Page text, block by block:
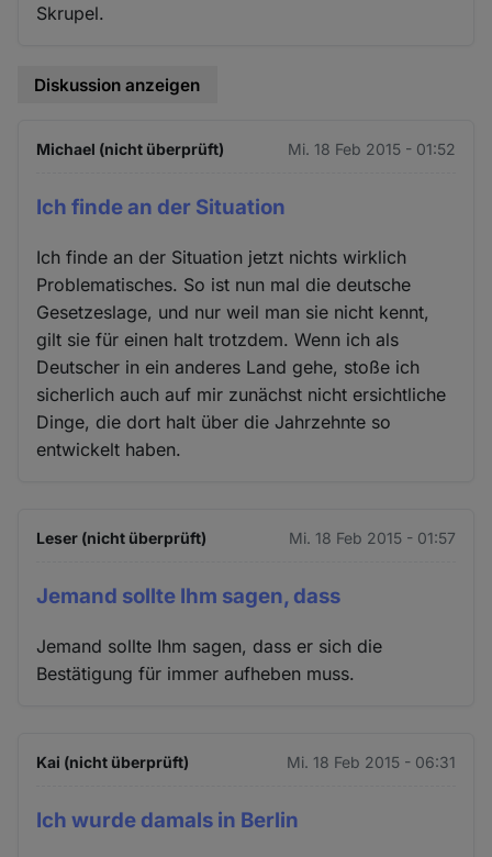
Skrupel.
Diskussion anzeigen
Michael (nicht überprüft) Mi. 18 Feb 2015 - 01:52
Ich finde an der Situation
Ich finde an der Situation jetzt nichts wirklich
Problematisches. So ist nun mal die deutsche
Gesetzeslage, und nur weil man sie nicht kennt,
gilt sie für einen halt trotzdem. Wenn ich als
Deutscher in ein anderes Land gehe, stoße ich
sicherlich auch auf mir zunächst nicht ersichtliche
Dinge, die dort halt über die Jahrzehnte so
entwickelt haben.
Leser (nicht überprüft) Mi. 18 Feb 2015 - 01:57
Jemand sollte Ihm sagen, dass
Jemand sollte Ihm sagen, dass er sich die
Bestätigung für immer aufheben muss.
Kai (nicht überprüft) Mi. 18 Feb 2015 - 06:31
Ich wurde damals in Berlin